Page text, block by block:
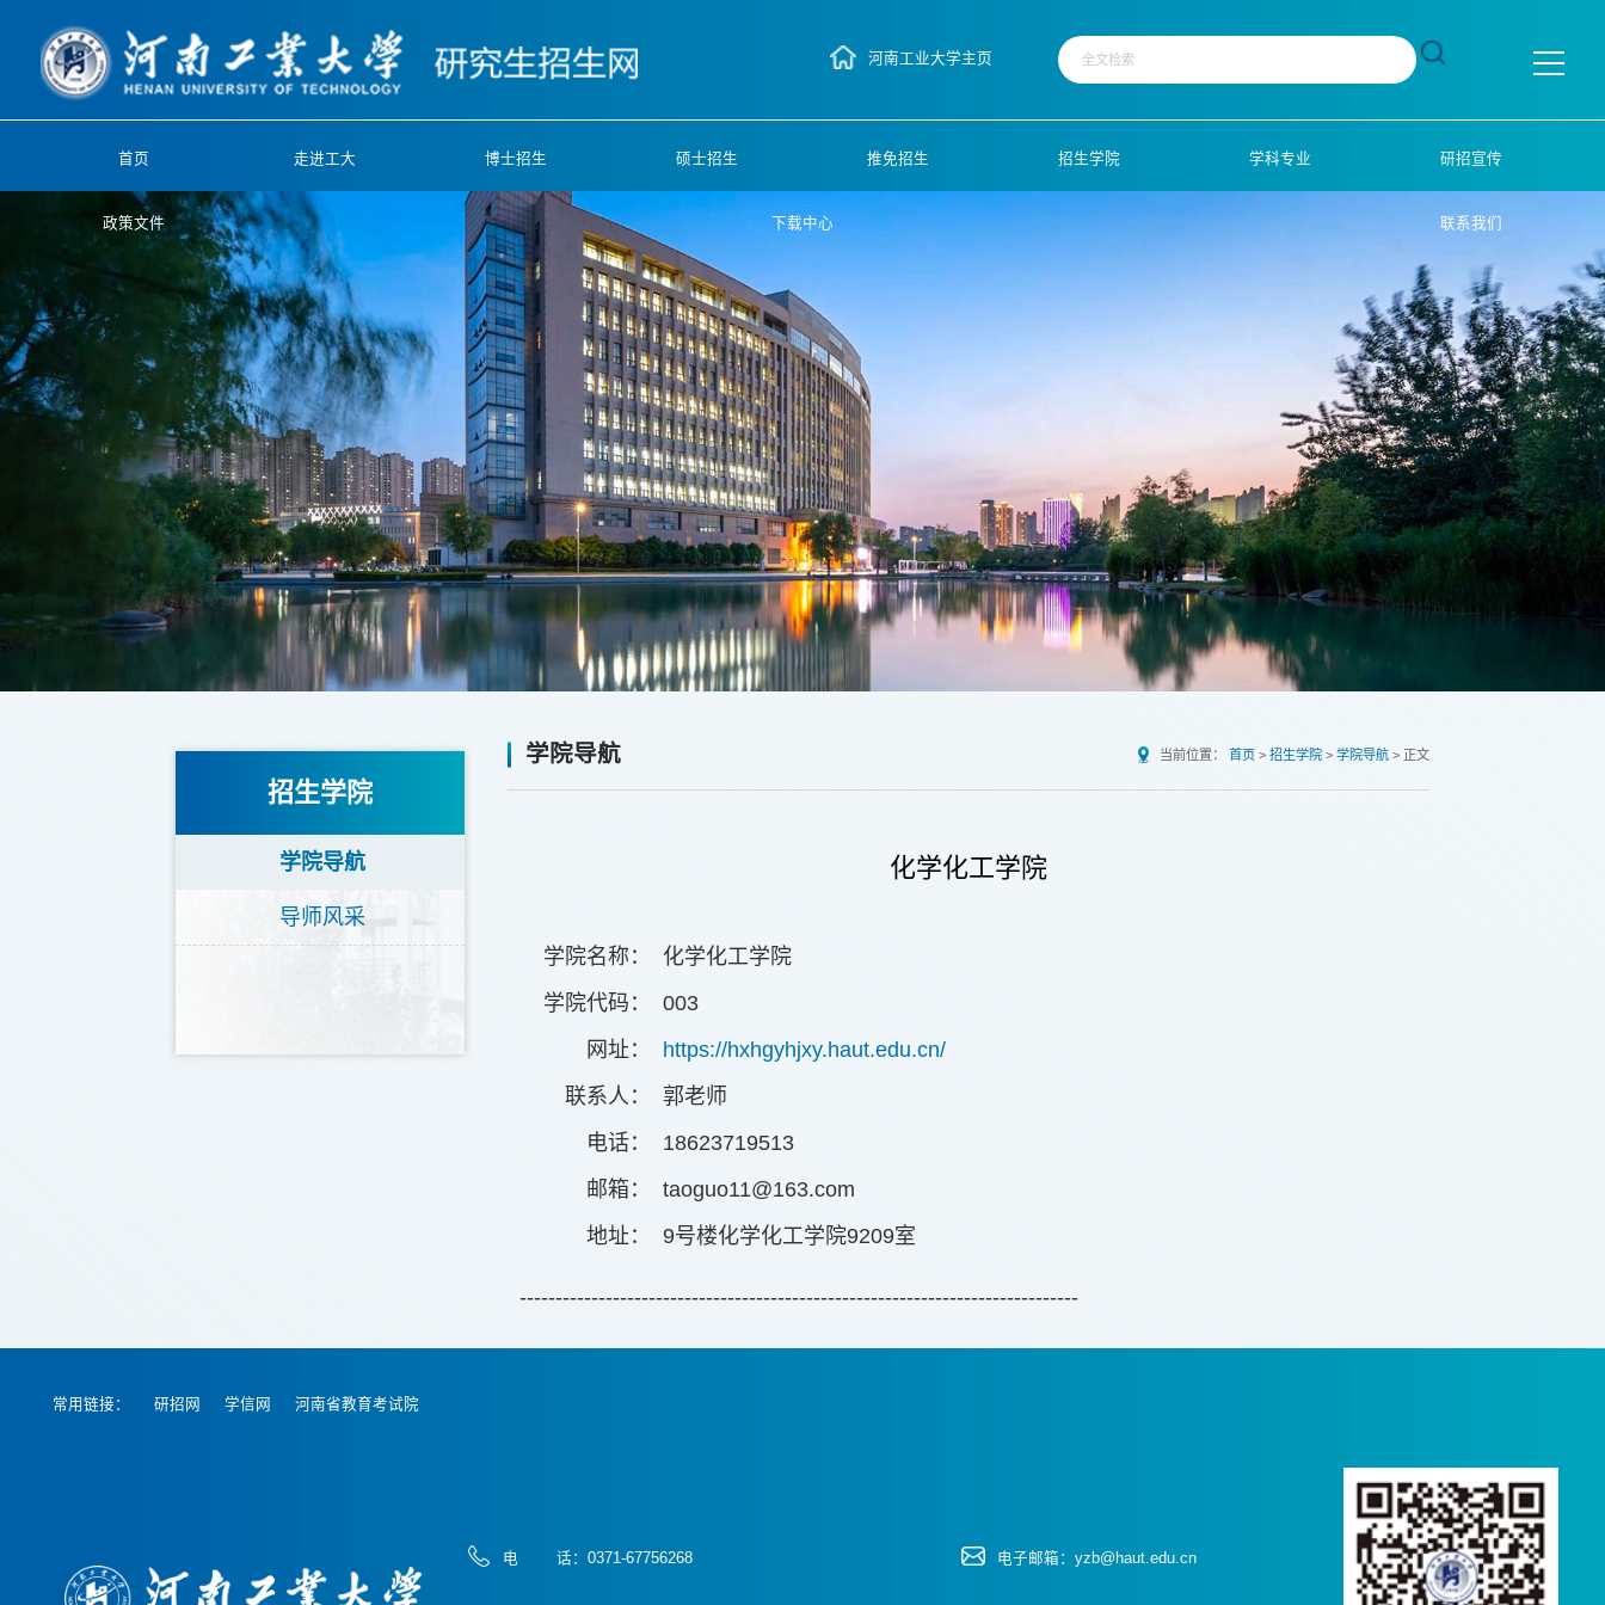
河南工业大学主页
首页 走进工大 博士招生 硕士招生 推免招生 招生学院 学科专业 研招宣传
政策文件 下载中心 联系我们
招生学院
学院导航
导师风采
学院导航 当前位置： 首页 > 招生学院 > 学院导航 >正文
化学化工学院
学院名称：
化学化工学院
学院代码：
003
网址：
https://hxhgyhjxy.haut.edu.cn/
联系人：
郭老师
电话：
18623719513
邮箱：
taoguo11@163.com
地址：
9号楼化学化工学院9209室
------------------------------------------------------------------------------
常用链接： 研招网 学信网 河南省教育考试院
电 话：0371-67756268 电子邮箱：yzb@haut.edu.cn